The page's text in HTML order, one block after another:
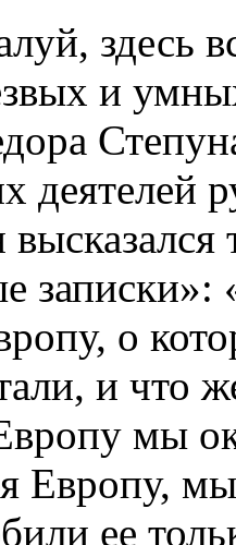
здесь
и
деятелей
о
и что
мы
Европу,
ее